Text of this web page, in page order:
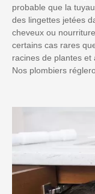
probable que la
des lingettes jetées
cheveux ou
certains cas rares
racines de plantes et
Nos plombiers